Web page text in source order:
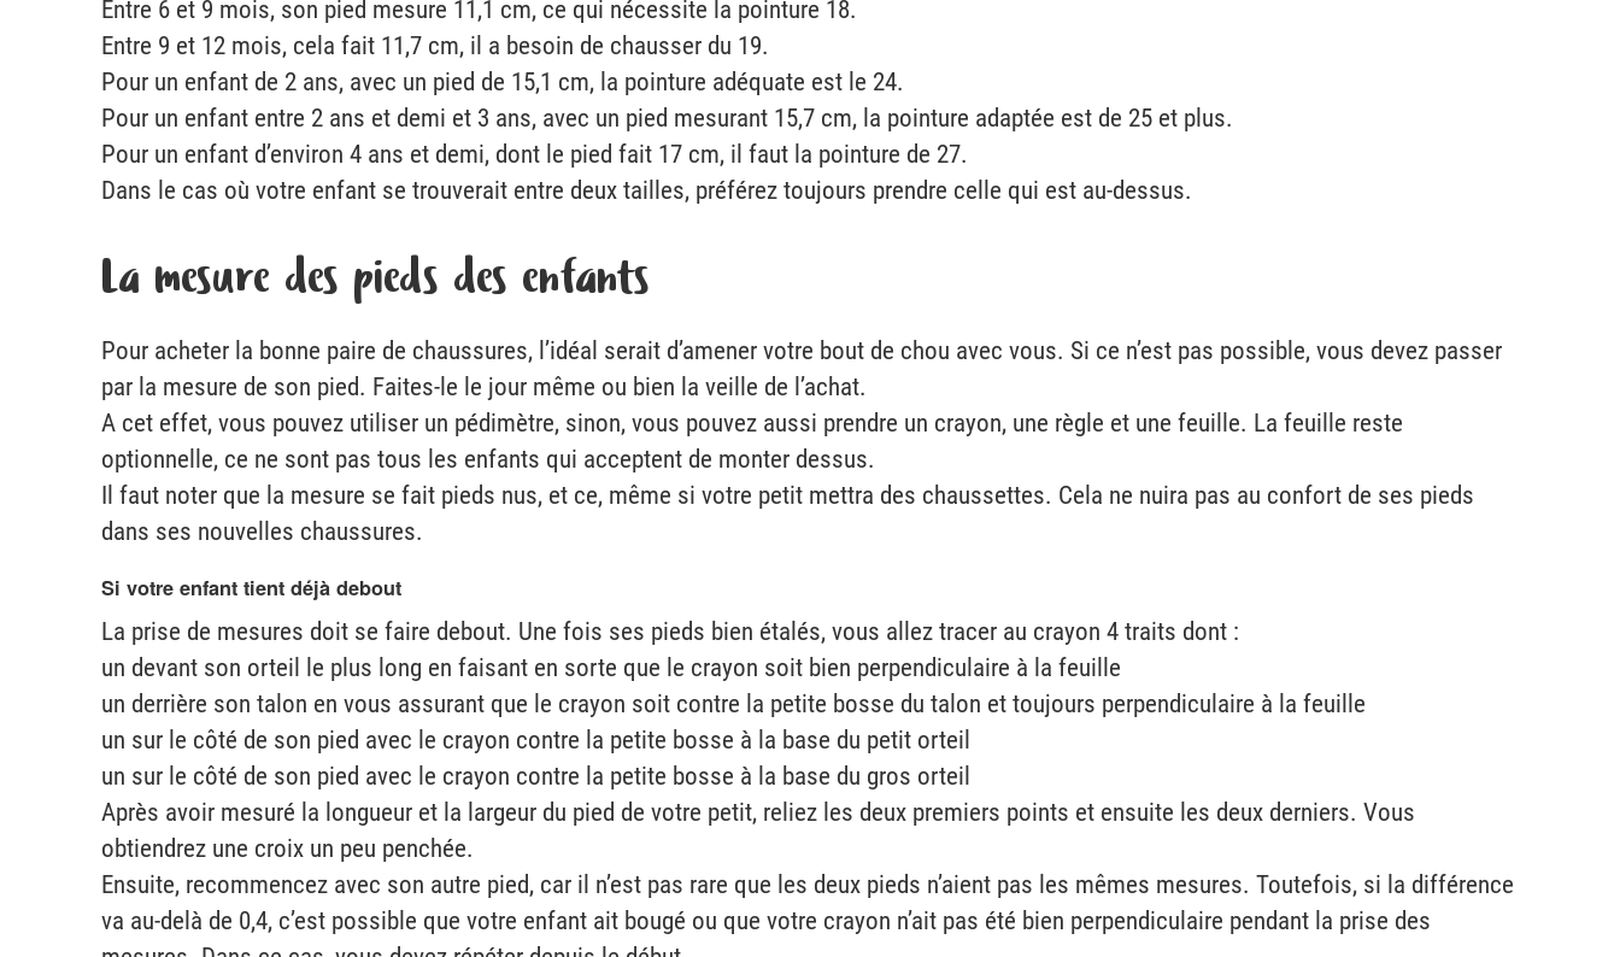
Entre 6 et 9 mois, son pied mesure 11,1 cm, ce qui nécessite la pointure 18.
Entre 9 et 12 mois, cela fait 11,7 cm, il a besoin de chausser du 19.
Pour un enfant de 2 ans, avec un pied de 15,1 cm, la pointure adéquate est le 24.
Pour un enfant entre 2 ans et demi et 3 ans, avec un pied mesurant 15,7 cm, la pointure adaptée est de 25 et plus.
Pour un enfant d’environ 4 ans et demi, dont le pied fait 17 cm, il faut la pointure de 27.
Dans le cas où votre enfant se trouverait entre deux tailles, préférez toujours prendre celle qui est au-dessus.
La mesure des pieds des enfants
Pour acheter la bonne paire de chaussures, l’idéal serait d’amener votre bout de chou avec vous. Si ce n’est pas possible, vous devez passer
par la mesure de son pied. Faites-le le jour même ou bien la veille de l’achat.
A cet effet, vous pouvez utiliser un pédimètre, sinon, vous pouvez aussi prendre un crayon, une règle et une feuille. La feuille reste
optionnelle, ce ne sont pas tous les enfants qui acceptent de monter dessus.
Il faut noter que la mesure se fait pieds nus, et ce, même si votre petit mettra des chaussettes. Cela ne nuira pas au confort de ses pieds
dans ses nouvelles chaussures.
Si votre enfant tient déjà debout
La prise de mesures doit se faire debout. Une fois ses pieds bien étalés, vous allez tracer au crayon 4 traits dont :
un devant son orteil le plus long en faisant en sorte que le crayon soit bien perpendiculaire à la feuille
un derrière son talon en vous assurant que le crayon soit contre la petite bosse du talon et toujours perpendiculaire à la feuille
un sur le côté de son pied avec le crayon contre la petite bosse à la base du petit orteil
un sur le côté de son pied avec le crayon contre la petite bosse à la base du gros orteil
Après avoir mesuré la longueur et la largeur du pied de votre petit, reliez les deux premiers points et ensuite les deux derniers. Vous
obtiendrez une croix un peu penchée.
Ensuite, recommencez avec son autre pied, car il n’est pas rare que les deux pieds n’aient pas les mêmes mesures. Toutefois, si la différence
va au-delà de 0,4, c’est possible que votre enfant ait bougé ou que votre crayon n’ait pas été bien perpendiculaire pendant la prise des